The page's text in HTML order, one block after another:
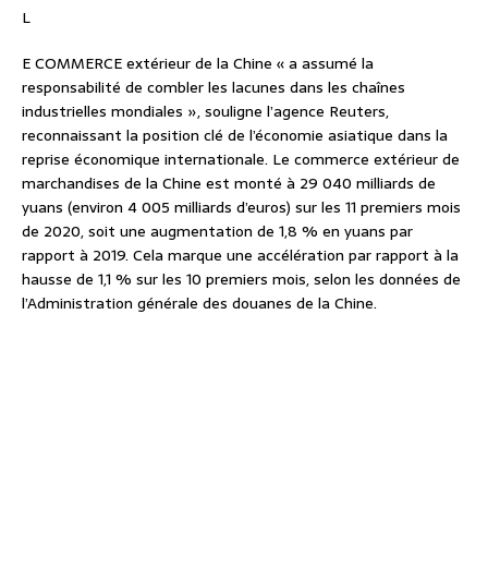
L
E COMMERCE extérieur de la Chine « a assumé la
responsabilité de combler les lacunes dans les chaînes
industrielles mondiales », souligne l’agence Reuters,
reconnaissant la position clé de l’économie asiatique dans la
reprise économique internationale. Le commerce extérieur de
marchandises de la Chine est monté à 29 040 milliards de
yuans (environ 4 005 milliards d’euros) sur les 11 premiers mois
de 2020, soit une augmentation de 1,8 % en yuans par
rapport à 2019. Cela marque une accélération par rapport à la
hausse de 1,1 % sur les 10 premiers mois, selon les données de
l’Administration générale des douanes de la Chine.